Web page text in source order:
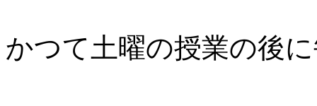
かつて土曜の授業の後